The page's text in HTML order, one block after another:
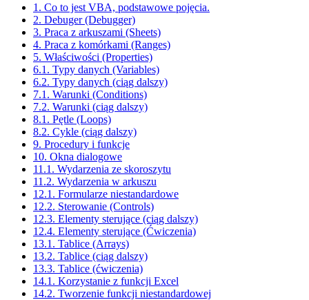
1. Co to jest VBA, podstawowe pojęcia.
2. Debuger (Debugger)
3. Praca z arkuszami (Sheets)
4. Praca z komórkami (Ranges)
5. Właściwości (Properties)
6.1. Typy danych (Variables)
6.2. Typy danych (ciąg dalszy)
7.1. Warunki (Conditions)
7.2. Warunki (ciąg dalszy)
8.1. Pętle (Loops)
8.2. Cykle (ciąg dalszy)
9. Procedury i funkcje
10. Okna dialogowe
11.1. Wydarzenia ze skoroszytu
11.2. Wydarzenia w arkuszu
12.1. Formularze niestandardowe
12.2. Sterowanie (Controls)
12.3. Elementy sterujące (ciąg dalszy)
12.4. Elementy sterujące (Ćwiczenia)
13.1. Tablice (Arrays)
13.2. Tablice (ciąg dalszy)
13.3. Tablice (ćwiczenia)
14.1. Korzystanie z funkcji Excel
14.2. Tworzenie funkcji niestandardowej